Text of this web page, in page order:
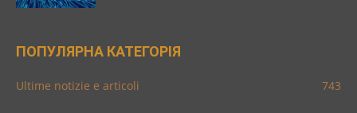
ПОПУЛЯРНА КАТЕГОРІЯ
Ultime notizie e articoli 743